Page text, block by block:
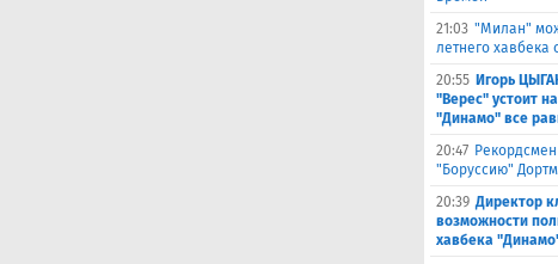
21:03 "Милан"
летнего хавбека
20:55 Игорь
"Верес" устоит
"Динамо" все
20:47
"Боруссию"
20:39 Директор
возможности
хавбека